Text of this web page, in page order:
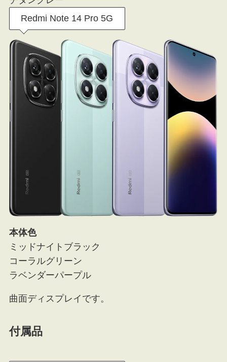
Redmi Note 14 Pro 5G
本体色
ミッドナイトブラック
コーラルグリーン
ラベンダーパープル
曲面ディスプレイです。
付属品